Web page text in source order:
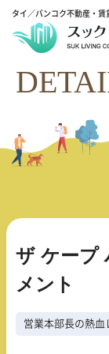
タイ／バンコク不動産・
バンコクの不動産・
ザ ケープ
メント
営業本部長の熱血